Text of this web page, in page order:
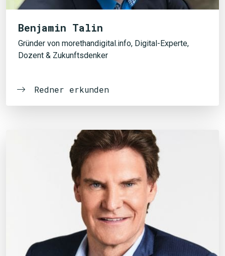
Benjamin Talin
Gründer von morethandigital.info, Digital-Experte,
Dozent & Zukunftsdenker
Redner erkunden